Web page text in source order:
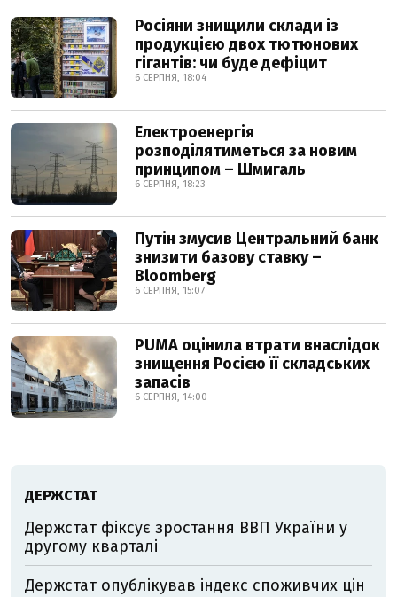
Росіяни знищили склади із
продукцією двох тютюнових
гігантів: чи буде дефіцит
6 СЕРПНЯ, 18:04
Електроенергія
розподілятиметься за новим
принципом – Шмигаль
6 СЕРПНЯ, 18:23
Путін змусив Центральний банк
знизити базову ставку –
Bloomberg
6 СЕРПНЯ, 15:07
PUMA оцінила втрати внаслідок
знищення Росією її складських
запасів
6 СЕРПНЯ, 14:00
ДЕРЖСТАТ
Держстат фіксує зростання ВВП України у
другому кварталі
Держстат опублікував індекс споживчих цін